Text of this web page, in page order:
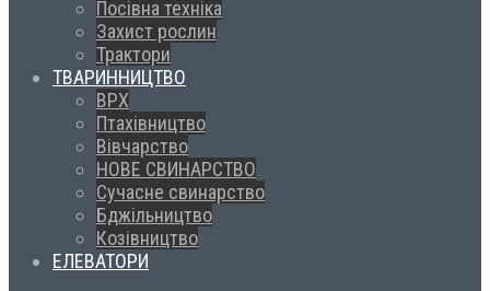
Посівна техніка
Захист рослин
Трактори
ТВАРИННИЦТВО
ВРХ
Птахівництво
Вівчарство
НОВЕ СВИНАРСТВО
Сучасне свинарство
Бджільництво
Козівництво
ЕЛЕВАТОРИ